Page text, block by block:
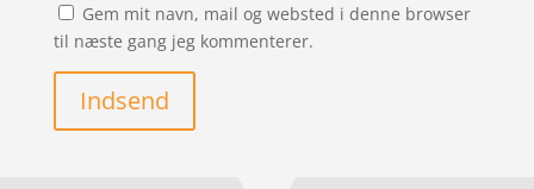
Gem mit navn, mail og websted i denne browser
til næste gang jeg kommenterer.
Indsend